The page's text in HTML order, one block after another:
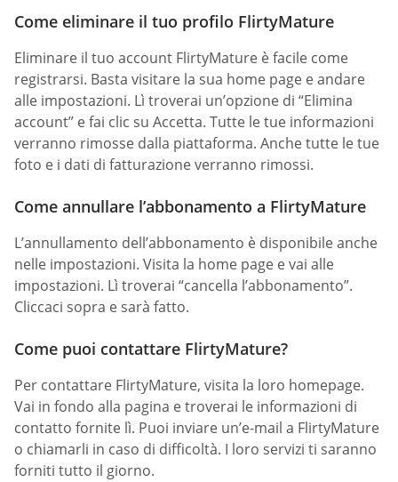
Come eliminare il tuo profilo FlirtyMature
Eliminare il tuo account FlirtyMature è facile come
registrarsi. Basta visitare la sua home page e andare
alle impostazioni. Lì troverai un’opzione di “Elimina
account” e fai clic su Accetta. Tutte le tue informazioni
verranno rimosse dalla piattaforma. Anche tutte le tue
foto e i dati di fatturazione verranno rimossi.
Come annullare l’abbonamento a FlirtyMature
L’annullamento dell’abbonamento è disponibile anche
nelle impostazioni. Visita la home page e vai alle
impostazioni. Lì troverai “cancella l’abbonamento”.
Cliccaci sopra e sarà fatto.
Come puoi contattare FlirtyMature?
Per contattare FlirtyMature, visita la loro homepage.
Vai in fondo alla pagina e troverai le informazioni di
contatto fornite lì. Puoi inviare un’e-mail a FlirtyMature
o chiamarli in caso di difficoltà. I loro servizi ti saranno
forniti tutto il giorno.